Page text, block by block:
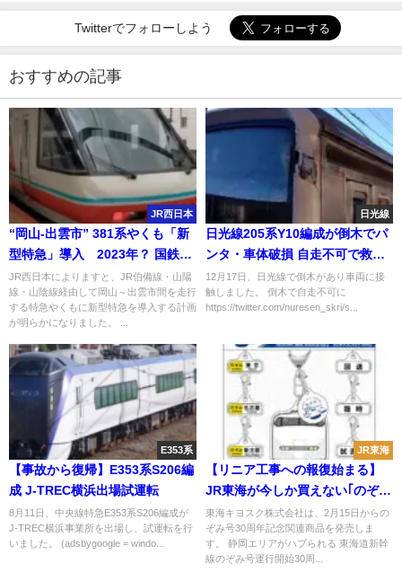
Twitterでフォローしよう
おすすめの記事
JR西日本
“岡山-出雲市” 381系やくも「新
型特急」導入 2023年？ 国鉄の
『振り子特急』引退へ
JR西日本によりますと、JR伯備線・山陽
線・山陰線経由して岡山～出雲市間を走行
する特急やくもに新型特急を導入する計画
が明らかになりました。 ...
日光線
日光線205系Y10編成が倒木でパ
ンタ・車体破損 自走不可で救護
回送される
12月17日、日光線で倒木があり車両に接
触しました。 倒木で自走不可に
https://twitter.com/nuresen_skri/s...
E353系
【事故から復帰】E353系S206編
成 J-TREC横浜出場試運転
8月11日、中央線特急E353系S206編成が
J-TREC横浜事業所を出場し、試運転を行
いました。 (adsbygoogle = windo...
JR東海
【リニア工事への報復始まる】
JR東海が今しか買えない｢のぞみ
30周年限定グッズ｣の販売を静岡
県内だけ除外
東海キヨスク株式会社は、2月15日からの
ぞみ号30周年記念関連商品を発売しま
す。 静岡エリアがハブられる 東海道新幹
線のぞみ号運行開始30周...